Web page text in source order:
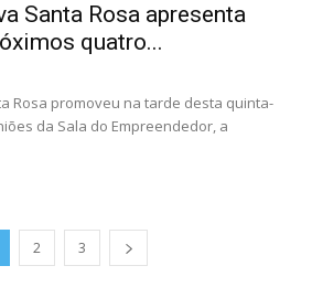
Santa Rosa apresenta
quatro...
Rosa promoveu na tarde desta quinta-
da Sala do Empreendedor, a
2 3